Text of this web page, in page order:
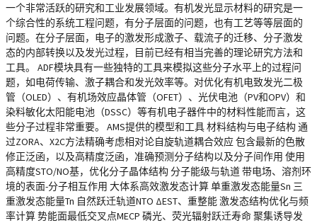
一个非常活跃的研究和工业发展领域。有机发光显示材料的研究是一
个综合性的系统工程问题，有分子层面的问题，也有工艺等等层面的
问题。在分子层面，电子的激发形成激子、载流子的迁移、分子激发
态的内部转换以及发光过程，目前已经有相当完善的理论研究方法和
工具。 ADF模块具有一些独特的工具来模拟这些分子水平上的过程问
题，如电荷传输、激子耦合和发光效率等。对优化有机电致发光二极
管（OLED）、有机场效应晶体管（OFET）、光伏电池（PV和OPV）和
染料敏化太阳能电池（DSSC）等有机电子器件中的材料性能而言，这
些分子过程非常重要。 AMS提供的模型和工具 材料结构与电子结构 通
过ZORA、X2C方法精确考虑相对论自旋轨道耦合效应 包含最新的色散
修正泛函，以及高精度泛函，准确预测分子结构以及分子间作用 使用
高精度STO/NO基，优化分子晶体结构 分子能级与轨道 带电场、溶剂环
境的表面-分子相互作用 大体系高效激发态计算 单重激发态能量Sn 三
重激发态能量Tn 自然跃迁轨道NTO ΔEST、重整能 激发态结构优化与频
率计算 势能面最低交叉点MECP 磷光、荧光辐射跃迁寿命 聚集诱导发